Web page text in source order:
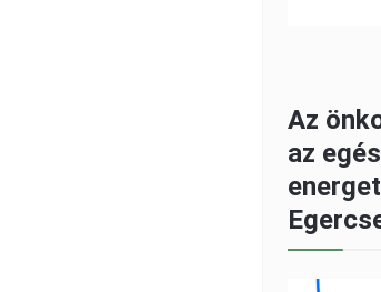
Az
az